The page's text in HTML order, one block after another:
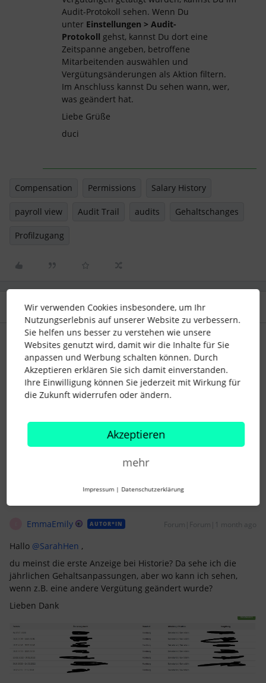
Audit-Protokoll sehen. Wenn Du
unter Einstellungen > Audit-
Protokoll gehst, kannst Du dort eine
Zeitspanne angeben, betroffene
Mitarbeitenden auswählen und
Vergütungsänderungen als Aktion filtern.
Im Anschluss kannst Du sehen wann, wer,
was geändert hat.
Liebe Grüße
duci
Compensation Permissions Salary History
payroll view Audit Trail audits Gehaltschanges
Profilzugang
3 Antworten Älteste zuerst
SarahHen Forum|Forum|1 month ago
@EmmaEmily
eigentlich sieht man das in der Historie und auch in der
Detailansicht.
Berechtigungen für diese Informationen.
Viele Grüße
EmmaEmily AUTOR*IN Forum|Forum|1 month ago
Hallo ​ @SarahHen ,
du meinst die erste Anzeige bei Historie? Da sehe ich die
jährlichen Gehaltsanpassungen, aber wo kann ich sehen,
wenn z.B. eine andere Vergütung geändert wurde?
Lieben Dank
Wir verwenden Cookies insbesondere, um Ihr
Nutzungserlebnis auf unserer Website zu verbessern.
Sie helfen uns besser zu verstehen wie unsere
Websites genutzt wird, damit wir die Inhalte für Sie
anpassen und Werbung schalten können. Durch
Akzeptieren erklären Sie sich damit einverstanden.
Ihre Einwilligung können Sie jederzeit mit Wirkung für
die Zukunft widerrufen oder ändern.
Akzeptieren
mehr
Impressum | Datenschutzerklärung